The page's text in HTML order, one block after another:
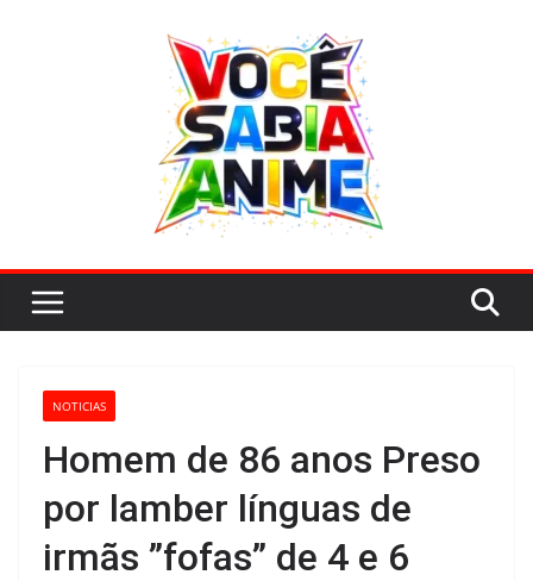
NOTICIAS
Homem de 86 anos Preso
por lamber línguas de
irmãs ”fofas” de 4 e 6